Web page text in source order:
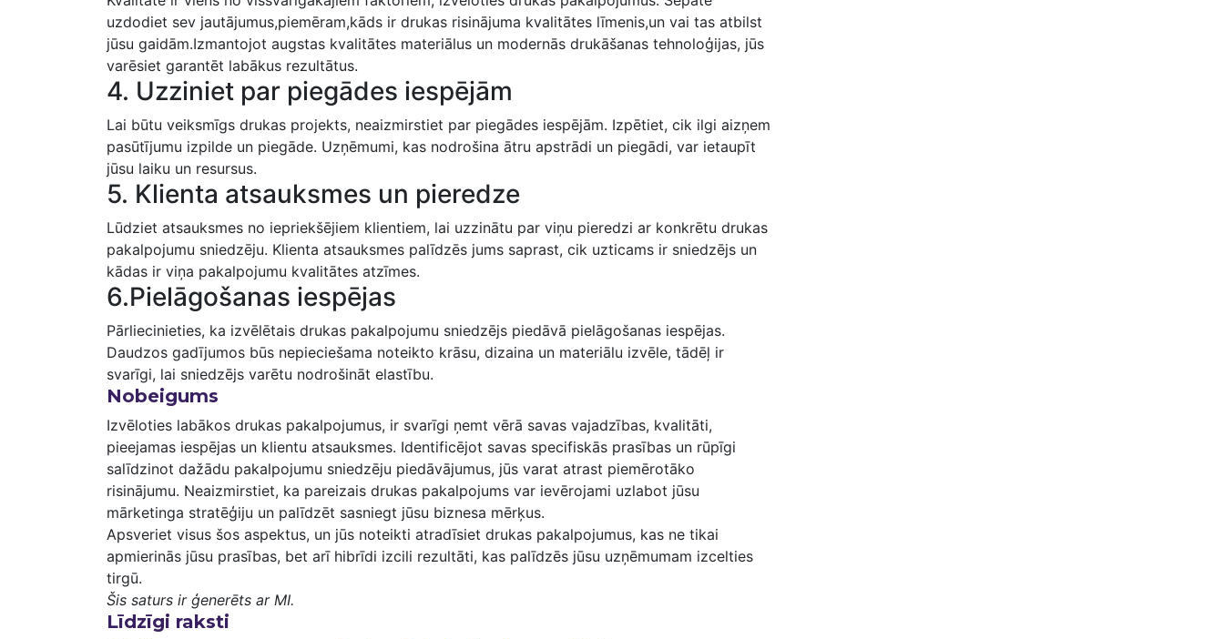
uzdodiet ⁣sev jautājumus,piemēram,kāds ir drukas risinājuma kvalitātes līmenis,un vai tas atbilst
jūsu gaidām.Izmantojot augstas kvalitātes materiālus un modernās ‍drukāšanas‍ tehnoloģijas, jūs
varēsiet garantēt labākus ⁤rezultātus.
4. Uzziniet​ par piegādes iespējām
Lai būtu veiksmīgs‌ drukas projekts, neaizmirstiet par piegādes​ iespējām. Izpētiet, cik ‌ilgi aizņem
pasūtījumu izpilde un piegāde. Uzņēmumi,‍ kas ‍nodrošina ātru apstrādi ​un piegādi, var ietaupīt⁣
jūsu laiku un resursus.
5. Klienta atsauksmes un pieredze
Lūdziet atsauksmes no iepriekšējiem klientiem, lai uzzinātu par viņu pieredzi ar konkrētu drukas
pakalpojumu sniedzēju. Klienta atsauksmes palīdzēs jums saprast, cik ⁢uzticams ir sniedzējs un
kādas ‍ir viņa pakalpojumu kvalitātes atzīmes.
6.Pielāgošanas iespējas
Pārliecinieties, ka izvēlētais‌ drukas pakalpojumu sniedzējs piedāvā pielāgošanas iespējas.
Daudzos gadījumos būs nepieciešama noteikto krāsu, dizaina un materiālu izvēle, tādēļ ir
svarīgi, lai sniedzējs varētu nodrošināt⁣ elastību.
Nobeigums
Izvēloties labākos​ drukas pakalpojumus, ir svarīgi ņemt vērā savas vajadzības, kvalitāti,
pieejamas iespējas un klientu‍ atsauksmes. Identificējot​ savas specifiskās prasības un rūpīgi
salīdzinot dažādu ⁤pakalpojumu sniedzēju piedāvājumus, jūs varat atrast ‍piemērotāko
risinājumu. Neaizmirstiet, ka pareizais ‌drukas pakalpojums var ievērojami uzlabot jūsu
mārketinga stratēģiju un palīdzēt ⁢sasniegt jūsu biznesa mērķus.
Apsveriet ⁢visus šos aspektus, un jūs noteikti atradīsiet drukas pakalpojumus, kas ne tikai
apmierinās jūsu⁣ prasības,‌ bet arī hibrīdi izcili rezultāti, kas palīdzēs jūsu uzņēmumam izcelties
tirgū.
Šis saturs​ ir ģenerēts ar MI.
Līdzīgi raksti